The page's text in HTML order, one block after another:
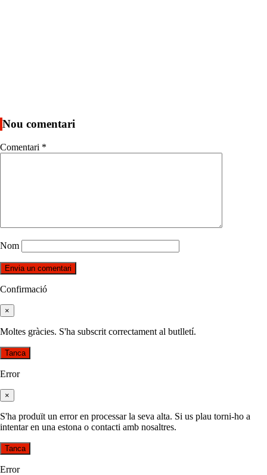
Nou comentari
Comentari *
Nom
Confirmació
×
Moltes gràcies. S'ha subscrit correctament al butlletí.
Tanca
Error
×
S'ha produït un error en processar la seva alta. Si us plau torni-ho a
intentar en una estona o contacti amb nosaltres.
Tanca
Error